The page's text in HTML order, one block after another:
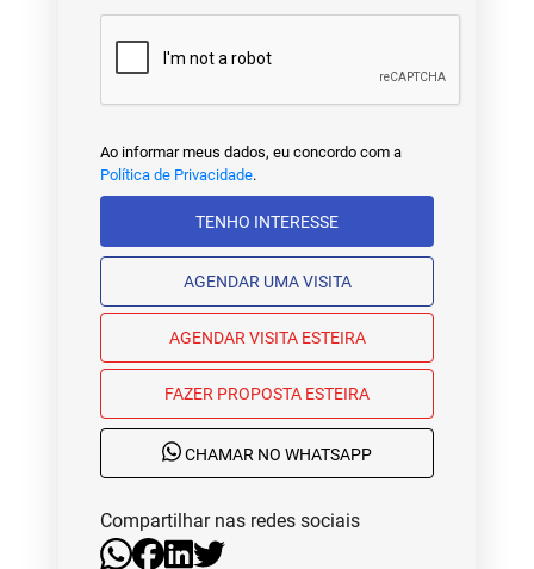
Ao informar meus dados, eu concordo com a
Política de Privacidade.
TENHO INTERESSE
AGENDAR UMA VISITA
AGENDAR VISITA ESTEIRA
FAZER PROPOSTA ESTEIRA
CHAMAR NO WHATSAPP
Compartilhar nas redes sociais